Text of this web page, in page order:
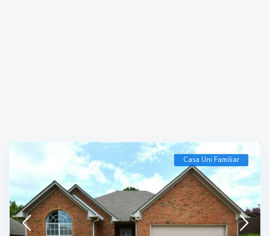
Casa Uni Familiar